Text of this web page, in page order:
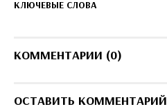
КЛЮЧЕВЫЕ СЛОВА
КОММЕНТАРИИ (0)
ОСТАВИТЬ КОММЕНТАРИЙ